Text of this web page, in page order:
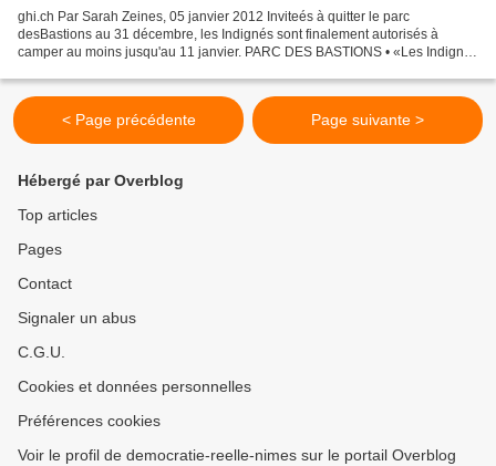
ghi.ch Par Sarah Zeines, 05 janvier 2012 Inviteés à quitter le parc
desBastions au 31 décembre, les Indignés sont finalement autorisés à
camper au moins jusqu'au 11 janvier. PARC DES BASTIONS • «Les Indignés
< Page précédente Page suivante >
Hébergé par Overblog
Top articles
Pages
Contact
Signaler un abus
C.G.U.
Cookies et données personnelles
Préférences cookies
Voir le profil de democratie-reelle-nimes sur le portail Overblog